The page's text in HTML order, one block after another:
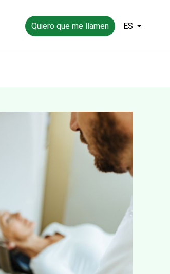
Quiero que me llamen ES